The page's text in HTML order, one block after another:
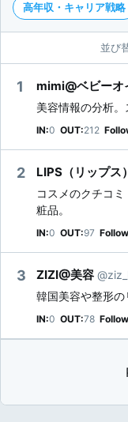
高年収・キャリア戦略
並び
1 mimi@ベビーオ
美容情報の分析。
IN:0 OUT:212
2 LIPS（リップス）
コスメのクチコ
粧品。
IN:0 OUT:97
3 ZIZI@美容
韓国美容や整形の
IN:0 OUT:78